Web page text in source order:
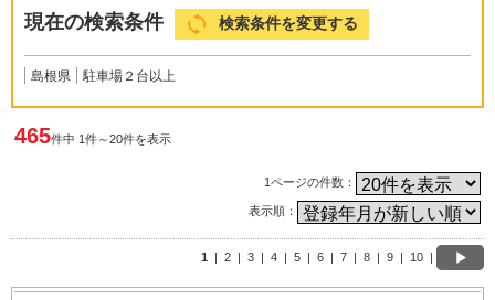
置：
現在の検索条件 検索条件を変更する
島根県 駐車場２台以上
465件中 1件～20件を表示
1ページの件数：
表示順：
1 | 2 | 3 | 4 | 5 | 6 | 7 | 8 | 9 | 10 |